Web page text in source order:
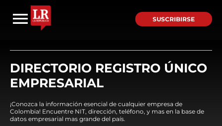
SUSCRIBIRSE
DIRECTORIO REGISTRO ÚNICO
EMPRESARIAL
¡Conozca la información esencial de cualquier empresa de
Colombia! Encuentre NIT, dirección, teléfono, y mas en la base de
datos empresarial mas grande del país.